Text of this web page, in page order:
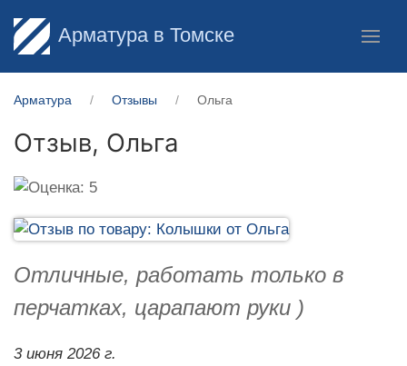
Арматура в Томске
Арматура Отзывы Ольга
Отзыв, Ольга
Отличные, работать только в
перчатках, царапают руки )
3 июня 2026 г.